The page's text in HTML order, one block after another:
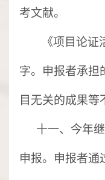
考文献。
《项目论
字。申报者承担
目无关的成果等
十一、 今年
申报。申报者通